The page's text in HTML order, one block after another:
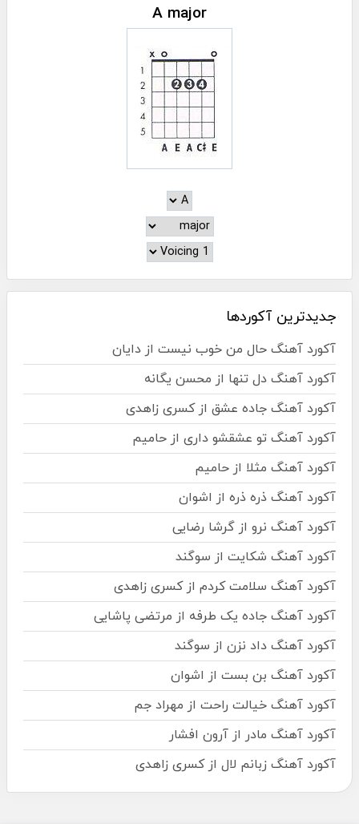
A major
جدیدترین آکوردها
آکورد آهنگ حال من خوب نیست از دایان
آکورد آهنگ دل تنها از محسن یگانه
آکورد آهنگ جاده عشق از کسری زاهدی
آکورد آهنگ تو عشقشو داری از حامیم
آکورد آهنگ مثلا از حامیم
آکورد آهنگ ذره ذره از اشوان
آکورد آهنگ نرو از گرشا رضایی
آکورد آهنگ شکایت از سوگند
آکورد آهنگ سلامت کردم از کسری زاهدی
آکورد آهنگ جاده یک طرفه از مرتضی پاشایی
آکورد آهنگ داد نزن از سوگند
آکورد آهنگ بن بست از اشوان
آکورد آهنگ خیالت راحت از مهراد جم
آکورد آهنگ مادر از آرون افشار
آکورد آهنگ زبانم لال از کسری زاهدی